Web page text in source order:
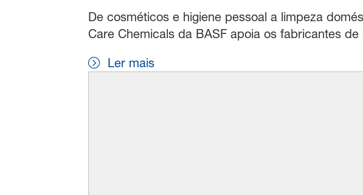
De cosméticos e higiene pessoal a limpeza
Care Chemicals da BASF apoia os fabricantes
Ler mais